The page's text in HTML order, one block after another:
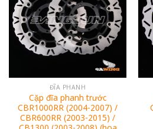
ĐĨA PHANH
Cặp đĩa phanh trước
CBR1000RR (2004-2007) /
CBR600RR (2003-2015) /